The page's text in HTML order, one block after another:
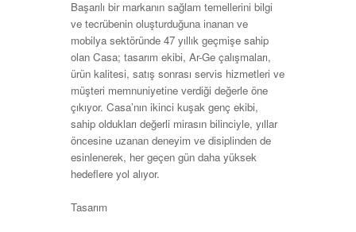
Başarılı bir markanın sağlam temellerini bilgi
ve tecrübenin oluşturduğuna inanan ve
mobilya sektöründe 47 yıllık geçmişe sahip
olan Casa; tasarım ekibi, Ar-Ge çalışmaları,
ürün kalitesi, satış sonrası servis hizmetleri ve
müşteri memnuniyetine verdiği değerle öne
çıkıyor. Casa’nın ikinci kuşak genç ekibi,
sahip oldukları değerli mirasın bilinciyle, yıllar
öncesine uzanan deneyim ve disiplinden de
esinlenerek, her geçen gün daha yüksek
hedeflere yol alıyor.
Tasarım